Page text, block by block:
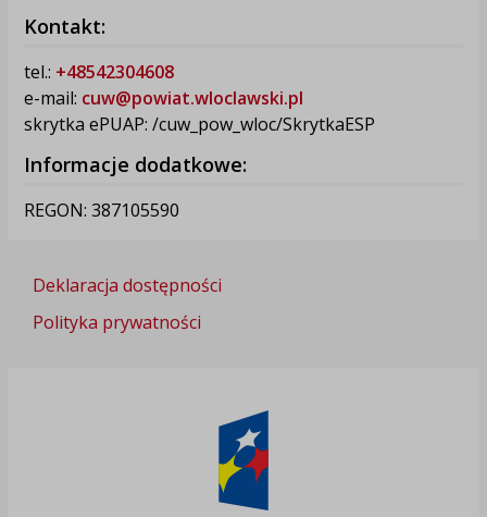
Kontakt:
tel.: +48542304608
e-mail: cuw@powiat.wloclawski.pl
skrytka ePUAP: /cuw_pow_wloc/SkrytkaESP
Informacje dodatkowe:
REGON: 387105590
Deklaracja dostępności
Polityka prywatności